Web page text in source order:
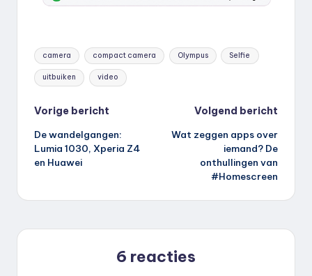
Tags:
camera compact camera Olympus Selfie
uitbuiken video
Bericht
navigatie
Vorige bericht
De wandelgangen:
Lumia 1030, Xperia Z4
en Huawei
Volgend bericht
Wat zeggen apps over
iemand? De
onthullingen van
#Homescreen
6 reacties